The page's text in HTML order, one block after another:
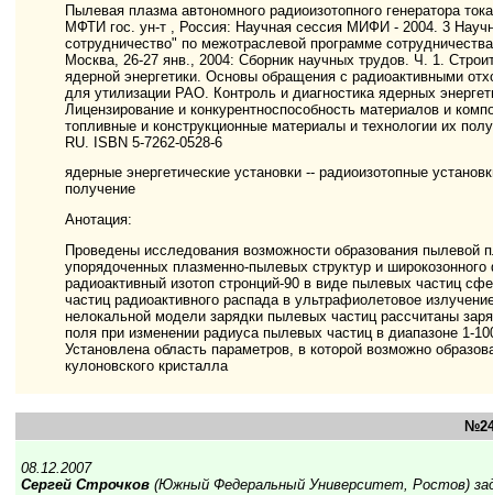
Пылевая плазма автономного радиоизотопного генератора
МФТИ гос. ун-т , Россия: Научная сессия МИФИ - 2004. 3
сотрудничество" по межотраслевой программе
Москва, 26-27 янв., 2004: Сборник научных трудов. Ч. 1.
ядерной энергетики. Основы обращения с радиоактивными
для утилизации РАО. Контроль и диагностика ядерных
Лицензирование и конкурентноспособность материалов и
топливные и конструкционные материалы и технологии их
RU. ISBN 5-7262-0528-6
ядерные энергетические установки -- радиоизотопные
получение
Анотация:
Проведены исследования возможности образования пылевой
упорядоченных плазменно-пылевых структур и
радиоактивный изотоп стронций-90 в виде пылевых частиц
частиц радиоактивного распада в ультрафиолетовое
нелокальной модели зарядки пылевых частиц рассчитаны
поля при изменении радиуса пылевых частиц в диапазоне 1-
Установлена область параметров, в которой возможно
кулоновского кристалла
08.12.2007
Сергей Строчков (Южный Федеральный Университет, Ростов)